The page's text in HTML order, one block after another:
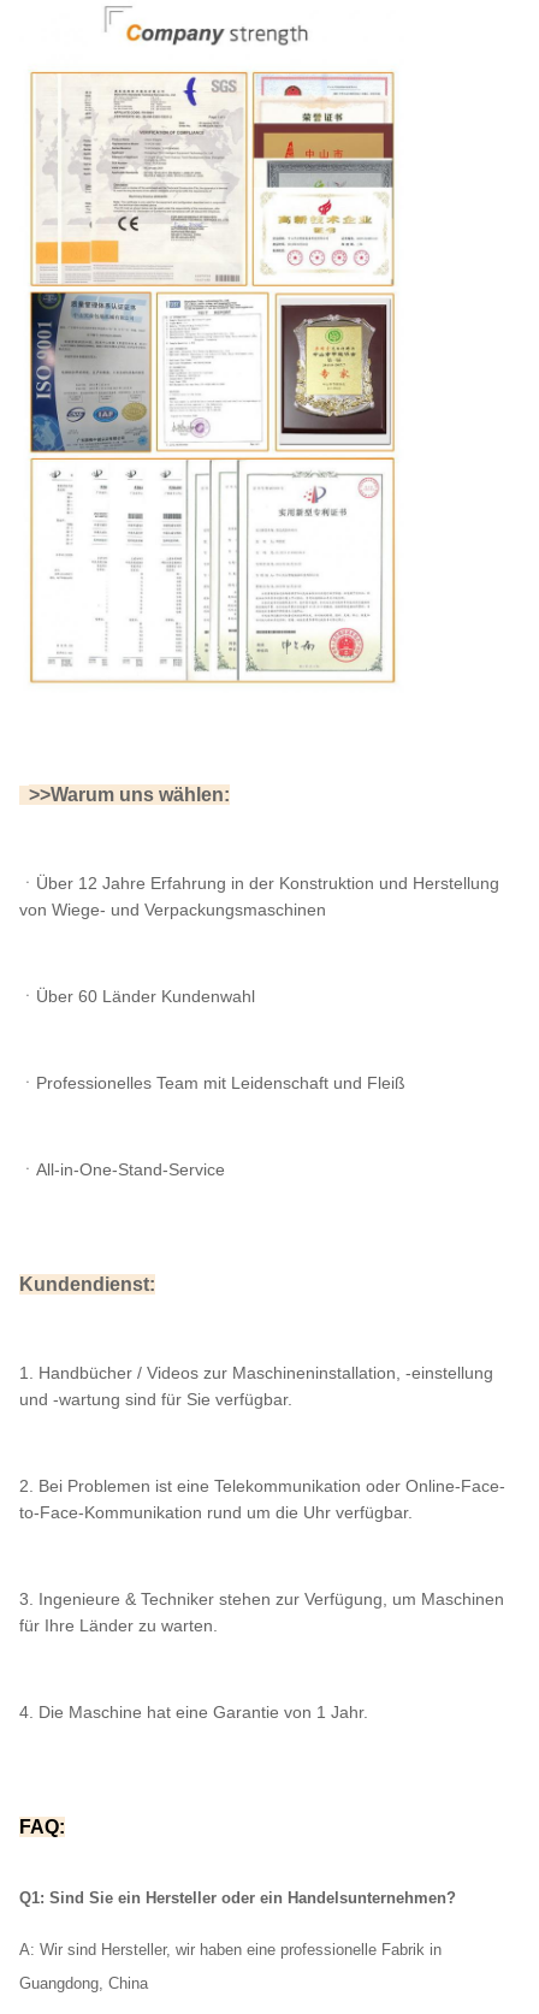
>>Warum uns wählen:
ㆍÜber 12 Jahre Erfahrung in der Konstruktion und Herstellung
von Wiege- und Verpackungsmaschinen
ㆍÜber 60 Länder Kundenwahl
ㆍProfessionelles Team mit Leidenschaft und Fleiß
ㆍAll-in-One-Stand-Service
Kundendienst:
1. Handbücher / Videos zur Maschineninstallation, -einstellung
und -wartung sind für Sie verfügbar.
2. Bei Problemen ist eine Telekommunikation oder Online-Face-
to-Face-Kommunikation rund um die Uhr verfügbar.
3. Ingenieure & Techniker stehen zur Verfügung, um Maschinen
für Ihre Länder zu warten.
4. Die Maschine hat eine Garantie von 1 Jahr.
FAQ:
Q1: Sind Sie ein Hersteller oder ein Handelsunternehmen?
A: Wir sind Hersteller, wir haben eine professionelle Fabrik in
Guangdong, China